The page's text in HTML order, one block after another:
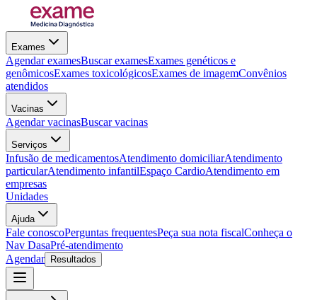
Exames
Agendar examesBuscar examesExames genéticos e
genômicosExames toxicológicosExames de imagemConvênios
atendidos
Vacinas
Agendar vacinasBuscar vacinas
Serviços
Infusão de medicamentosAtendimento domiciliarAtendimento
particularAtendimento infantilEspaço CardioAtendimento em
empresas
Unidades
Ajuda
Fale conoscoPerguntas frequentesPeça sua nota fiscalConheça o
Nav DasaPré-atendimento
Agendar
Resultados